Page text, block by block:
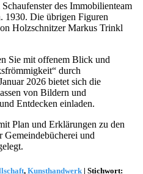
des Immobilienteam
1930. Die übrigen Figuren
Holzschnitzer Markus Trinkl
Sie mit offenem Blick und
durch
2026 bietet sich die
von Bildern und
Entdecken einladen.
Plan und Erklärungen zu den
Gemeindebücherei und
, Kunsthandwerk | Stichwort: